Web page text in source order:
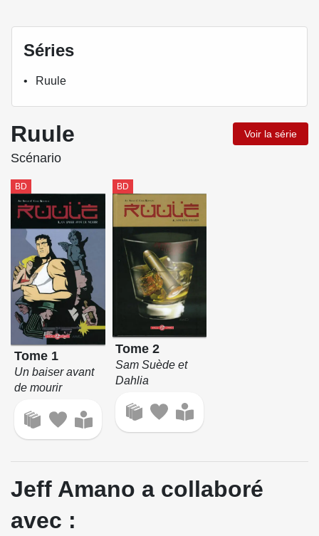
Séries
Ruule
Ruule Voir la série
Scénario
BD
Tome 1
Un baiser avant
de mourir
BD
Tome 2
Sam Suède et
Dahlia
Jeff Amano a collaboré
avec :